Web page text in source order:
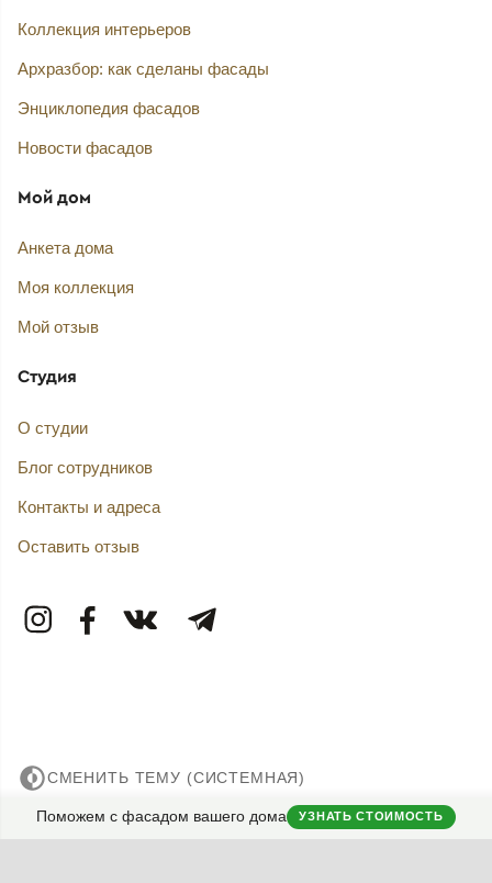
Поможем с фасадом вашего дома УЗНАТЬ СТОИМОСТЬ
Коллекция интерьеров
Архразбор: как сделаны фасады
Энциклопедия фасадов
Новости фасадов
Мой дом
Анкета дома
Моя коллекция
Мой отзыв
Студия
О студии
Блог сотрудников
Контакты и адреса
Оставить отзыв
СМЕНИТЬ ТЕМУ (СИСТЕМНАЯ)
© 2007——2026 Дизайн-Капитал.